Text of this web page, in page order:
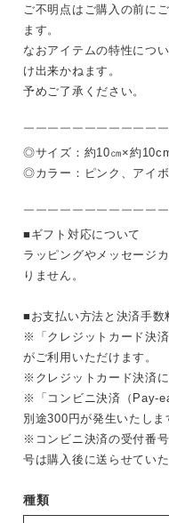
ご不明点はご購入の前に
ます。
なおアイテムの特性につ
け出来かねます。
予めご了承ください。
￣￣￣￣￣￣￣￣￣￣￣
◎サイズ：約10㎝×約
◎カラー：ピンク、アイ
￣￣￣￣￣￣￣￣￣￣￣
■ギフト対応について
ラッピングやメッセージ
りません。
■お支払い方法と決済手数
※「クレジットカード決
がご利用いただけます。
※クレジットカード決済
※「コンビニ決済（Pay-
別途300円が発生いたしま
※コンビニ決済の受付番
号は購入後に送らせてい
種類